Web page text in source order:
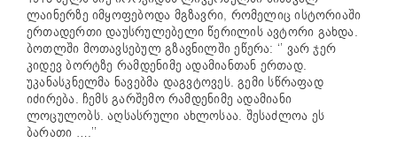
ლაინერზე იმყოფებოდა მგზავრი, რომელიც ისტორიაში
ერთადერთი დაუსრულებელი წერილის ავტორი გახდა.
ბოთლში მოთავსებულ გზავნილში ეწერა: ‘’ ვარ ჯერ
კიდევ ბორტზე რამდენიმე ადამიანთან ერთად.
უკანასკნელმა ნავებმა დაგვტოვეს. გემი სწრაფად
იძირება. ჩემს გარშემო რამდენიმე ადამიანი
ლოცულობს. აღსასრული ახლოსაა. შესაძლოა ეს
ბარათი ….’’